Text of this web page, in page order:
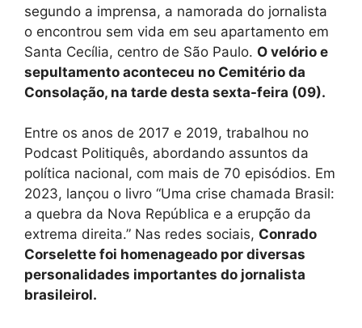
segundo a imprensa, a namorada do jornalista
o encontrou sem vida em seu apartamento em
Santa Cecília, centro de São Paulo. O velório e
sepultamento aconteceu no Cemitério da
Consolação, na tarde desta sexta-feira (09).
Entre os anos de 2017 e 2019, trabalhou no
Podcast Politiquês, abordando assuntos da
política nacional, com mais de 70 episódios. Em
2023, lançou o livro “Uma crise chamada Brasil:
a quebra da Nova República e a erupção da
extrema direita.” Nas redes sociais, Conrado
Corselette foi homenageado por diversas
personalidades importantes do jornalista
brasileirol.